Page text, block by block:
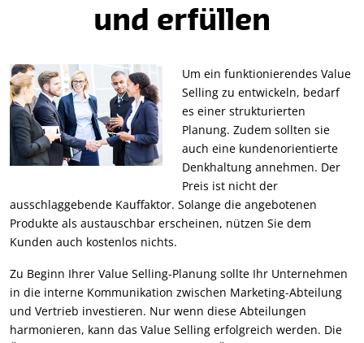
und erfüllen
Um ein funktionierendes Value
Selling zu entwickeln, bedarf
es einer strukturierten
Planung. Zudem sollten sie
auch eine kundenorientierte
Denkhaltung annehmen. Der
Preis ist nicht der
ausschlaggebende Kauffaktor. Solange die angebotenen
Produkte als austauschbar erscheinen, nützen Sie dem
Kunden auch kostenlos nichts.
Zu Beginn Ihrer Value Selling-Planung sollte Ihr Unternehmen
in die interne Kommunikation zwischen Marketing-Abteilung
und Vertrieb investieren. Nur wenn diese Abteilungen
harmonieren, kann das Value Selling erfolgreich werden. Die